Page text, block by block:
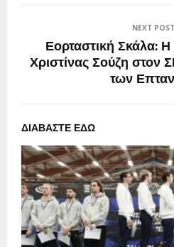
NEXT POST
Εορταστική Σκάλα:
Χριστίνας Σούζη στον
των
ΔΙΑΒΑΣΤΕ ΕΔΩ